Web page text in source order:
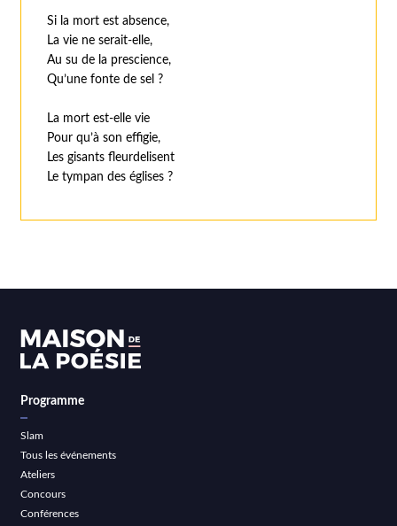
Si la mort est absence,
La vie ne serait-elle,
Au su de la prescience,
Qu’une fonte de sel ?
La mort est-elle vie
Pour qu’à son effigie,
Les gisants fleurdelisent
Le tympan des églises ?
Programme
Slam
Tous les événements
Ateliers
Concours
Conférences